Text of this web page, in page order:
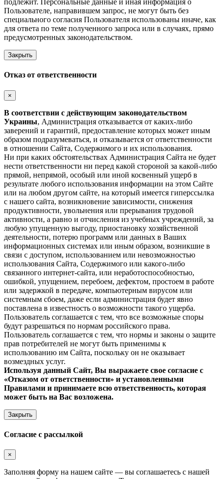
подлежит. Персональные данные и иная информация о
Пользователе, направившем запрос, не могут быть без
специального согласия Пользователя использованы иначе, как
для ответа по теме полученного запроса или в случаях, прямо
предусмотренных законодательством.
Закрыть
Отказ от ответственности
×
В соответствии с действующим законодательством
Украины, Администрация отказывается от каких-либо
заверений и гарантий, предоставление которых может иным
образом подразумеваться, и отказывается от ответственности
в отношении Сайта, Содержимого и их использования.
Ни при каких обстоятельствах Администрация Сайта не будет
нести ответственности ни перед какой стороной за какой-либо
прямой, непрямой, особый или иной косвенный ущерб в
результате любого использования информации на этом Сайте
или на любом другом сайте, на который имеется гиперссылка
с нашего cайта, возникновение зависимости, снижения
продуктивности, увольнения или прерывания трудовой
активности, а равно и отчисления из учебных учреждений, за
любую упущенную выгоду, приостановку хозяйственной
деятельности, потерю программ или данных в Ваших
информационных системах или иным образом, возникшие в
связи с доступом, использованием или невозможностью
использования Сайта, Содержимого или какого-либо
связанного интернет-сайта, или неработоспособностью,
ошибкой, упущением, перебоем, дефектом, простоем в работе
или задержкой в передаче, компьютерным вирусом или
системным сбоем, даже если администрация будет явно
поставлена в известность о возможности такого ущерба.
Пользователь соглашается с тем, что все возможные споры
будут разрешаться по нормам российского права.
Пользователь соглашается с тем, что нормы и законы о защите
прав потребителей не могут быть применимы к
использованию им Сайта, поскольку он не оказывает
возмездных услуг.
Используя данный Сайт, Вы выражаете свое согласие с
«Отказом от ответственности» и установленными
Правилами и принимаете всю ответственность, которая
может быть на Вас возложена.
Закрыть
Согласие с рассылкой
×
Заполняя форму на нашем сайте — вы соглашаетесь с нашей